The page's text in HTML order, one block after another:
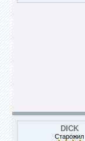
DICK
Старожил